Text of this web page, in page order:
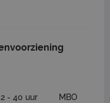
- 40 uur MBO